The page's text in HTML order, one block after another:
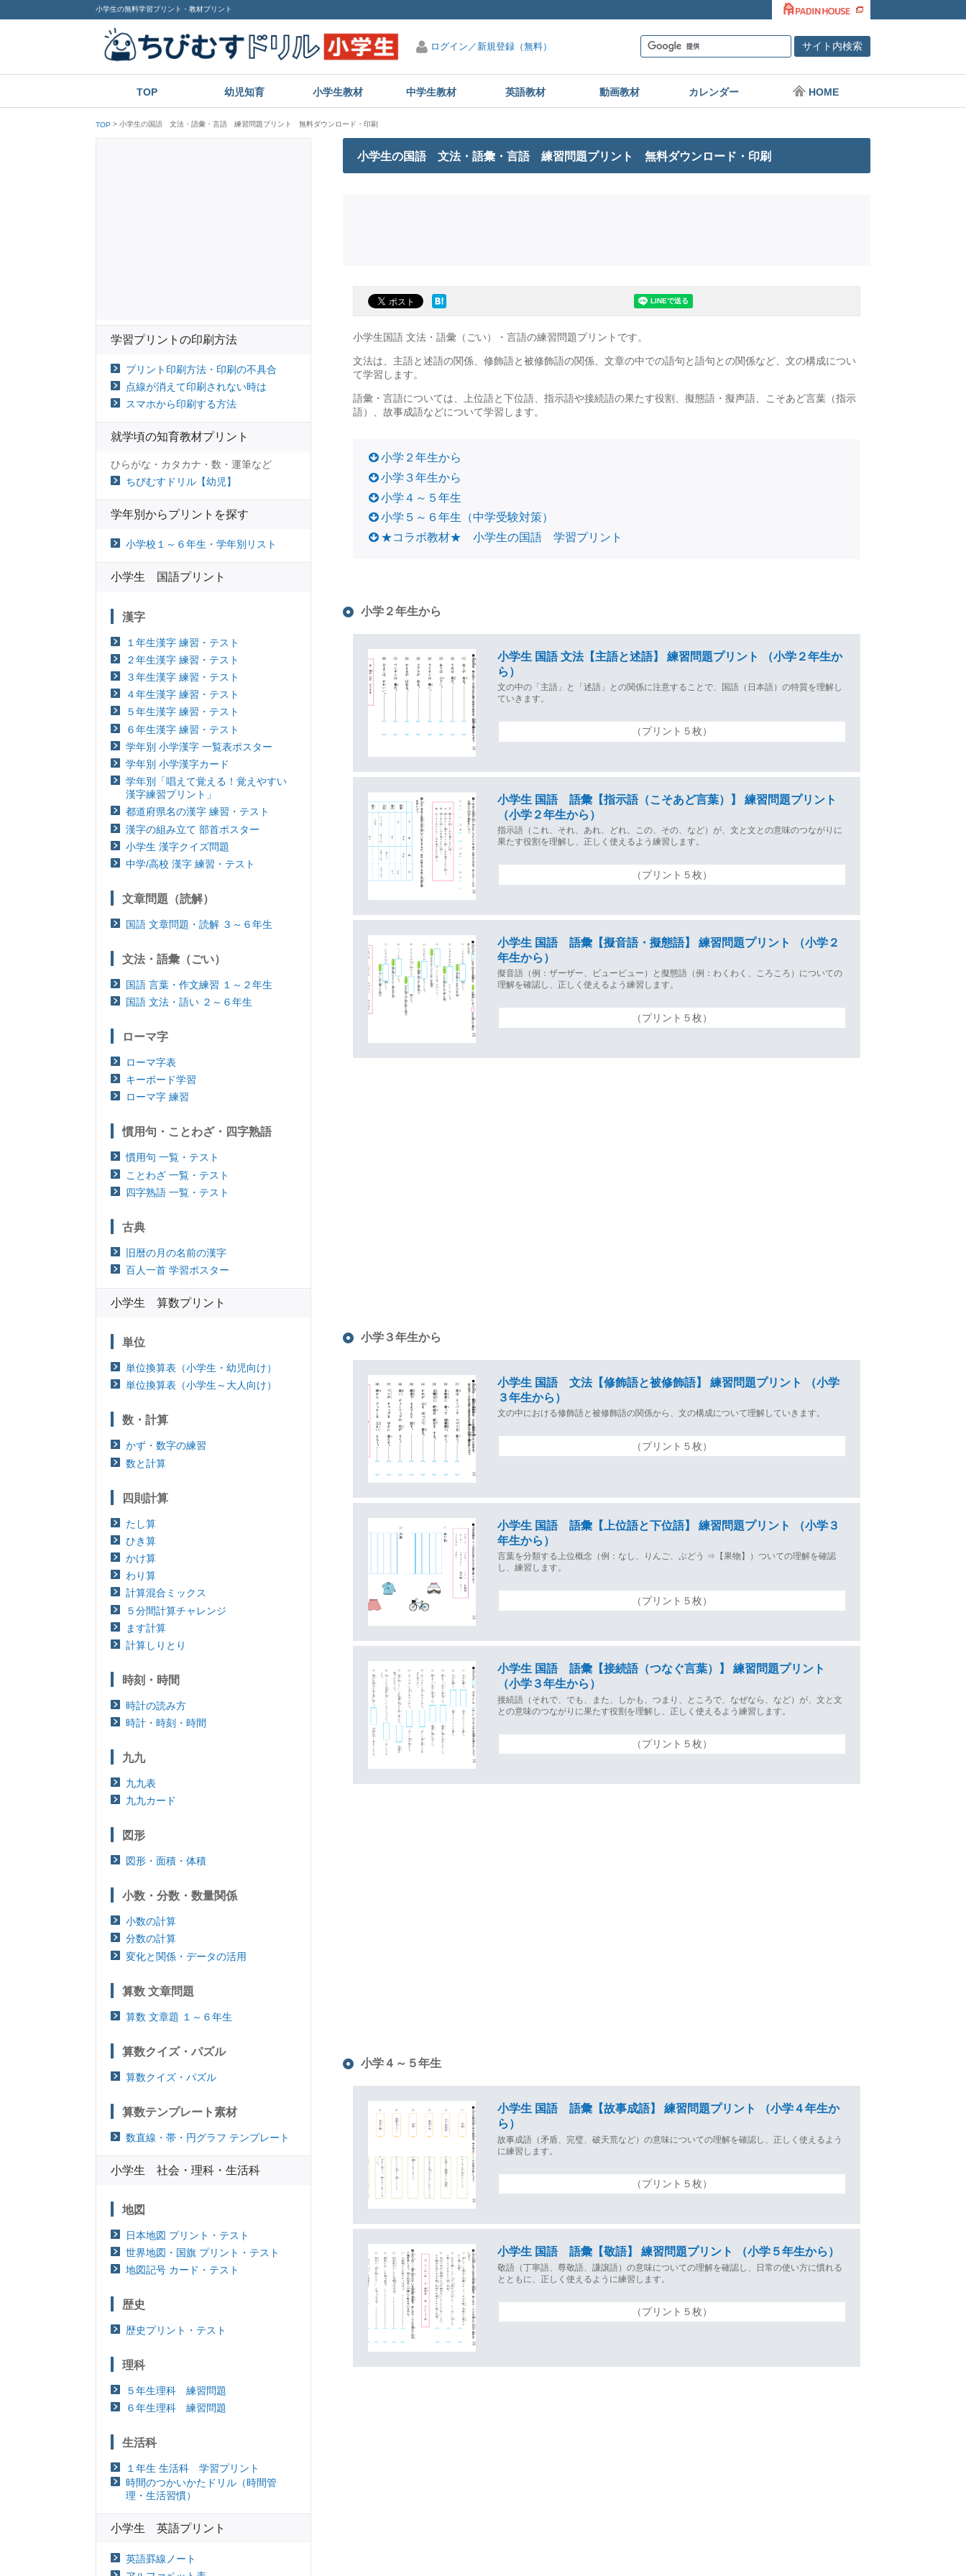
小学生の無料学習プリント・教材プリント
ログイン／新規登録（無料）
TOP 幼児知育 小学生教材 中学生教材 英語教材 動画教材 カレンダー HOME
TOP 小学生の国語 文法・語彙・言語 練習問題プリント 無料ダウンロード・印刷
小学生の国語 文法・語彙・言語 練習問題プリント 無料ダウンロード・印刷
小学生国語 文法・語彙（ごい）・言語の練習問題プリントです。
文法は、主語と述語の関係、修飾語と被修飾語の関係、文章の中での語句と語句との関係など、文の構成につい
て学習します。
語彙・言語については、上位語と下位語、指示語や接続語の果たす役割、擬態語・擬声語、こそあど言葉（指示
語）、故事成語などについて学習します。
小学２年生から
小学３年生から
小学４～５年生
小学５～６年生（中学受験対策）
★コラボ教材★ 小学生の国語 学習プリント
小学２年生から
小学生 国語 文法【主語と述語】 練習問題プリント （小学２年生か
ら）
文の中の「主語」と「述語」との関係に注意することで、国語（日本語）の特質を理解し
ていきます。
（プリント５枚）
小学生 国語 語彙【指示語（こそあど言葉）】 練習問題プリント
（小学２年生から）
指示語（これ、それ、あれ、どれ、この、その、など）が、文と文との意味のつながりに
果たす役割を理解し、正しく使えるよう練習します。
（プリント５枚）
小学生 国語 語彙【擬音語・擬態語】 練習問題プリント （小学２
年生から）
擬音語（例：ザーザー、ビュービュー）と擬態語（例：わくわく、ころころ）についての
理解を確認し、正しく使えるよう練習します。
（プリント５枚）
小学３年生から
小学生 国語 文法【修飾語と被修飾語】 練習問題プリント （小学
３年生から）
文の中における修飾語と被修飾語の関係から、文の構成について理解していきます。
（プリント５枚）
小学生 国語 語彙【上位語と下位語】 練習問題プリント （小学３
年生から）
言葉を分類する上位概念（例：なし、りんご、ぶどう ⇒【果物】）ついての理解を確認
し、練習します。
（プリント５枚）
小学生 国語 語彙【接続語（つなぐ言葉）】 練習問題プリント
（小学３年生から）
接続語（それで、でも、また、しかも、つまり、ところで、なぜなら、など）が、文と文
との意味のつながりに果たす役割を理解し、正しく使えるよう練習します。
（プリント５枚）
小学４～５年生
小学生 国語 語彙【故事成語】 練習問題プリント （小学４年生か
ら）
故事成語（矛盾、完璧、破天荒など）の意味についての理解を確認し、正しく使えるよう
に練習します。
（プリント５枚）
小学生 国語 語彙【敬語】 練習問題プリント （小学５年生から）
敬語（丁寧語、尊敬語、謙譲語）の意味についての理解を確認し、日常の使い方に慣れる
とともに、正しく使えるように練習します。
（プリント５枚）
学習プリントの印刷方法
プリント印刷方法・印刷の不具合
点線が消えて印刷されない時は
スマホから印刷する方法
就学頃の知育教材プリント
ひらがな・カタカナ・数・運筆など
ちびむすドリル【幼児】
学年別からプリントを探す
小学校１～６年生・学年別リスト
小学生 国語プリント
漢字
１年生漢字 練習・テスト
２年生漢字 練習・テスト
３年生漢字 練習・テスト
４年生漢字 練習・テスト
５年生漢字 練習・テスト
６年生漢字 練習・テスト
学年別 小学漢字 一覧表ポスター
学年別 小学漢字カード
学年別「唱えて覚える！覚えやすい
漢字練習プリント」
都道府県名の漢字 練習・テスト
漢字の組み立て 部首ポスター
小学生 漢字クイズ問題
中学/高校 漢字 練習・テスト
文章問題（読解）
国語 文章問題・読解 ３～６年生
文法・語彙（ごい）
国語 言葉・作文練習 １～２年生
国語 文法・語い ２～６年生
ローマ字
ローマ字表
キーボード学習
ローマ字 練習
慣用句・ことわざ・四字熟語
慣用句 一覧・テスト
ことわざ 一覧・テスト
四字熟語 一覧・テスト
古典
旧暦の月の名前の漢字
百人一首 学習ポスター
小学生 算数プリント
単位
単位換算表（小学生・幼児向け）
単位換算表（小学生～大人向け）
数・計算
かず・数字の練習
数と計算
四則計算
たし算
ひき算
かけ算
わり算
計算混合ミックス
５分間計算チャレンジ
ます計算
計算しりとり
時刻・時間
時計の読み方
時計・時刻・時間
九九
九九表
九九カード
図形
図形・面積・体積
小数・分数・数量関係
小数の計算
分数の計算
変化と関係・データの活用
算数 文章問題
算数 文章題 １～６年生
算数クイズ・パズル
算数クイズ・パズル
算数テンプレート素材
数直線・帯・円グラフ テンプレート
小学生 社会・理科・生活科
地図
日本地図 プリント・テスト
世界地図・国旗 プリント・テスト
地図記号 カード・テスト
歴史
歴史プリント・テスト
理科
５年生理科 練習問題
６年生理科 練習問題
生活科
１年生 生活科 学習プリント
時間のつかいかたドリル（時間管
理・生活習慣）
小学生 英語プリント
英語罫線ノート